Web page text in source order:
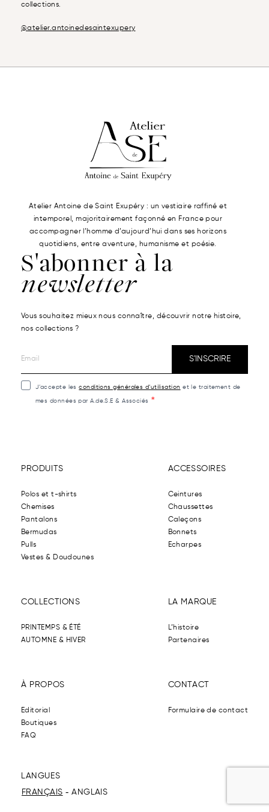
collections.
@atelier.antoinedesaintexupery
Atelier Antoine de Saint Exupéry : un vestiaire raffiné et
intemporel, majoritairement façonné en France pour
accompagner l’homme d’aujourd’hui dans ses horizons
quotidiens, entre aventure, humanisme et poésie.
S'abonner à la
newsletter
Vous souhaitez mieux nous connaître, découvrir notre histoire,
nos collections ?
S'INSCRIRE
J’accepte lesconditions générales d’utilisation et le traitement de
mes données par A.de.S.E & Associés
PRODUITS
Polos et t-shirts
Chemises
Pantalons
Bermudas
Pulls
Vestes & Doudounes
ACCESSOIRES
Ceintures
Chaussettes
Caleçons
Bonnets
Echarpes
LA MARQUE
L’histoire
Partenaires
À PROPOS
Editorial
Boutiques
FAQ
COLLECTIONS
PRINTEMPS & ÉTÉ
AUTOMNE & HIVER
CONTACT
Formulaire de contact
LANGUES
FRANÇAIS
ANGLAIS